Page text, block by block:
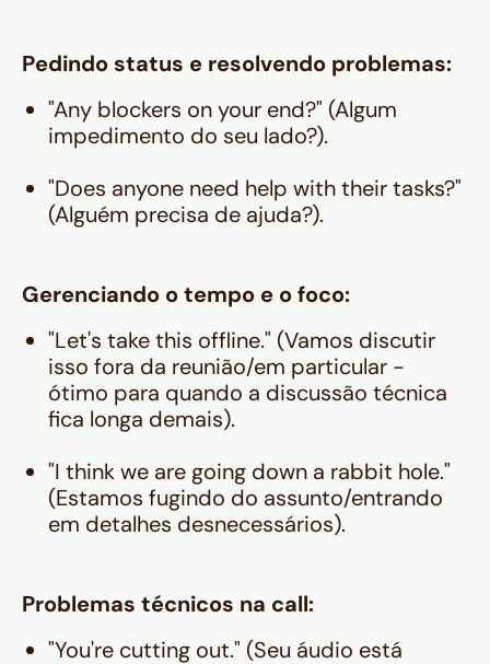
Pedindo status e resolvendo problemas:
"Any blockers on your end?" (Algum
impedimento do seu lado?).
"Does anyone need help with their tasks?"
(Alguém precisa de ajuda?).
Gerenciando o tempo e o foco:
"Let's take this offline." (Vamos discutir
isso fora da reunião/em particular -
ótimo para quando a discussão técnica
fica longa demais).
"I think we are going down a rabbit hole."
(Estamos fugindo do assunto/entrando
em detalhes desnecessários).
Problemas técnicos na call:
"You're cutting out." (Seu áudio está